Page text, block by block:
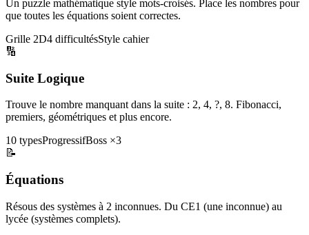
Un puzzle mathématique style mots-croisés. Place les nombres pour
que toutes les équations soient correctes.
Grille 2D4 difficultésStyle cahier
🔢
Suite Logique
Trouve le nombre manquant dans la suite : 2, 4, ?, 8. Fibonacci,
premiers, géométriques et plus encore.
10 typesProgressifBoss ×3
📝
Équations
Résous des systèmes à 2 inconnues. Du CE1 (une inconnue) au
lycée (systèmes complets).